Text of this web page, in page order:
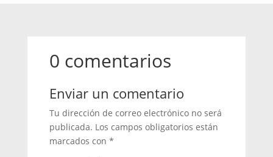
0 comentarios
Enviar un comentario
Tu dirección de correo electrónico no será
publicada. Los campos obligatorios están
marcados con *